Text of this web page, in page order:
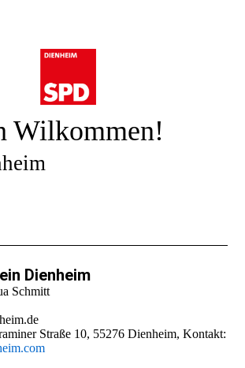
Wilkommen!
Dienheim
Schmitt
Straße 10, 55276 Dienheim, Kontakt: